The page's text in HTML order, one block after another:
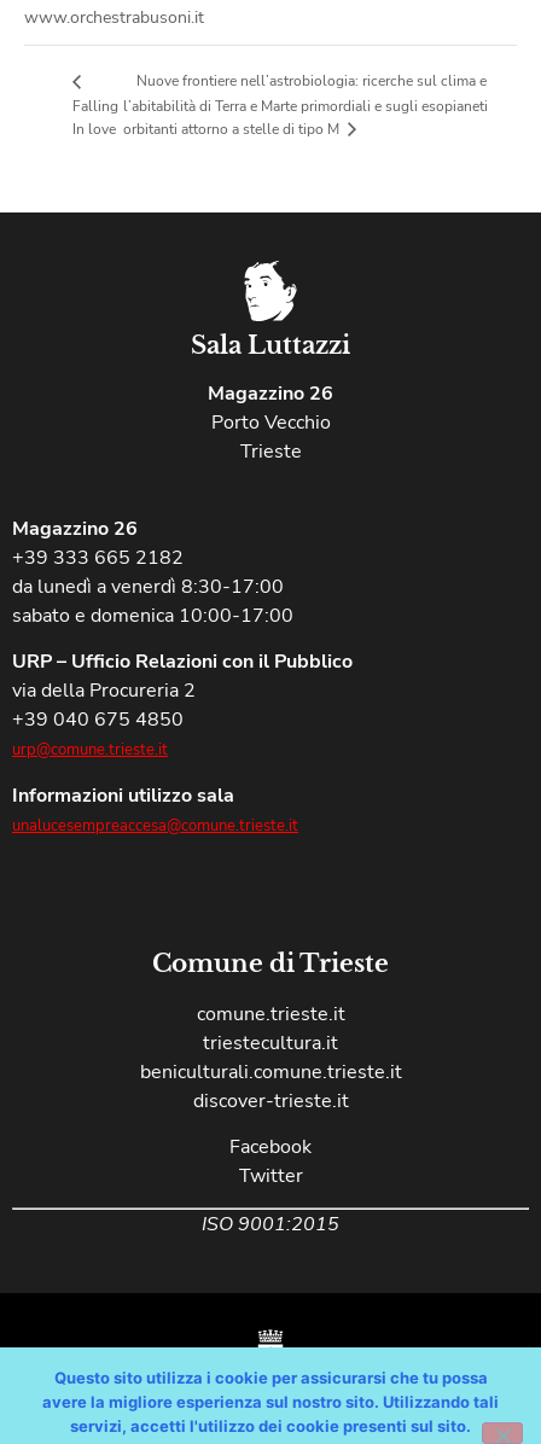
www.orchestrabusoni.it
Falling
In love
Nuove frontiere nell’astrobiologia: ricerche sul clima e
l’abitabilità di Terra e Marte primordiali e sugli esopianeti
orbitanti attorno a stelle di tipo M
Sala Luttazzi
Magazzino 26
Porto Vecchio
Trieste
Magazzino 26
+39 333 665 2182
da lunedì a venerdì 8:30-17:00
sabato e domenica 10:00-17:00
URP – Ufficio Relazioni con il Pubblico
via della Procureria 2
+39 040 675 4850
urp@comune.trieste.it
Informazioni utilizzo sala
unalucesempreaccesa@comune.trieste.it
Comune di Trieste
comune.trieste.it
triestecultura.it
beniculturali.comune.trieste.it
discover-trieste.it
Facebook
Twitter
ISO 9001:2015
Copyright © Comune di Trieste – partita Iva 00210240321 – tutti i diritti
Questo sito utilizza i cookie per assicurarsi che tu possa
avere la migliore esperienza sul nostro sito. Utilizzando tali
servizi, accetti l'utilizzo dei cookie presenti sul sito.